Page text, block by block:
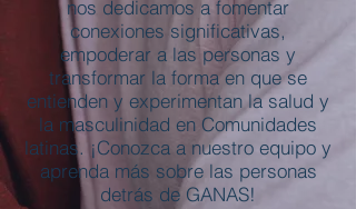
nos dedicamos a fomentar
conexiones significativas,
empoderar a las personas y
transformar la forma en que se
entienden y experimentan la salud y
la masculinidad en Comunidades
latinas. ¡Conozca a nuestro equipo y
aprenda más sobre las personas
detrás de GANAS!